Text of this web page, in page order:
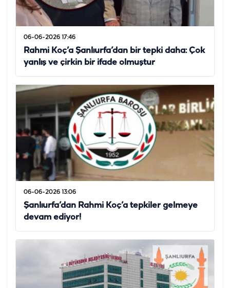
06-06-2026 17:46
Rahmi Koç’a Şanlıurfa’dan bir tepki daha: Çok
yanlış ve çirkin bir ifade olmuştur
06-06-2026 13:06
Şanlıurfa’dan Rahmi Koç’a tepkiler gelmeye
devam ediyor!